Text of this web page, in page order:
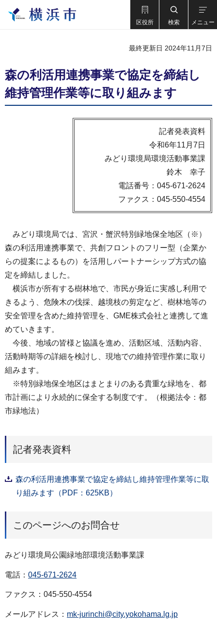
区役所 検索 メニュー
最終更新日 2024年11月7日
森の利活用連携事業で協定を締結し
維持管理作業等に取り組みます
記者発表資料
令和6年11月7日
みどり環境局環境活動事業課
鈴木 幸子
電話番号：045-671-2624
ファクス：045-550-4554
みどり環境局では、宮沢・蟹沢特別緑地保全地区（※）
森の利活用連携事業で、共創フロントのフリー型（企業か
らの提案によるもの）を活用しパートナーシップ方式の協
定を締結しました。
横浜市が所有する樹林地で、市民が身近に実感し利用で
きるよう、危険木の伐採、越境枝の剪定など、樹林地等の
安全管理を含めた維持管理を、GME株式会社と連携して進
めていきます。
今後、地域の皆様と協議を進め、活動区域、活動内容、
活動時期等の詳細を検討し、現地での維持管理作業に取り
組みます。
※特別緑地保全地区はまとまりのある貴重な緑地を、都
市計画により永続的に保全する制度です。（根拠法令：都
市緑地法）
記者発表資料
森の利活用連携事業で協定を締結し維持管理作業等に取
り組みます（PDF：625KB）
このページへのお問合せ
みどり環境局公園緑地部環境活動事業課
電話： 045-671-2624
ファクス：045-550-4554
メールアドレス： mk-jurinchi@city.yokohama.lg.jp